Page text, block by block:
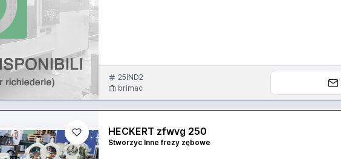
25IND2
brimac
HECKERT zfwvg 250
Stworzyc Inne frezy zębowe